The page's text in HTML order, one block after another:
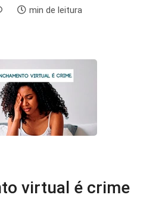
min de leitura
virtual é crime